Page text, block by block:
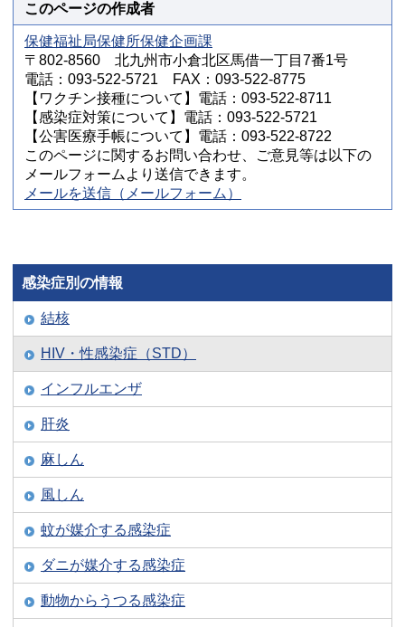
このページの作成者
保健福祉局保健所保健企画課
〒802-8560 北九州市小倉北区馬借一丁目7番1号
電話：093-522-5721 FAX：093-522-8775
【ワクチン接種について】電話：093-522-8711
【感染症対策について】電話：093-522-5721
【公害医療手帳について】電話：093-522-8722
このページに関するお問い合わせ、ご意見等は以下の
メールフォームより送信できます。
メールを送信（メールフォーム）
感染症別の情報
結核
HIV・性感染症（STD）
インフルエンザ
肝炎
麻しん
風しん
蚊が媒介する感染症
ダニが媒介する感染症
動物からうつる感染症